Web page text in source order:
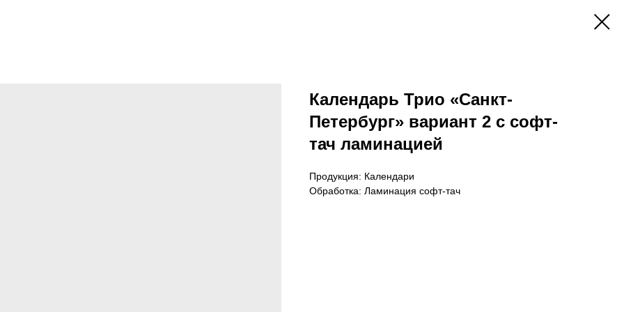
Календарь Трио «Санкт-
Петербург» вариант 2 с софт-
тач ламинацией
Продукция: Календари
Обработка: Ламинация софт-тач